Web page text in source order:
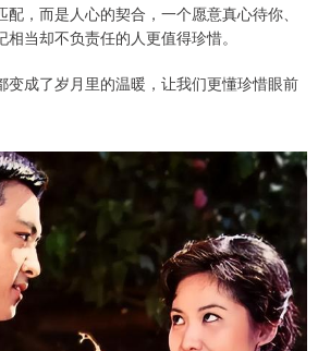
，而是人心的契合，一个愿意真心待你、
当却不负责任的人更值得珍惜。
变成了岁月里的温暖，让我们更懂珍惜眼前